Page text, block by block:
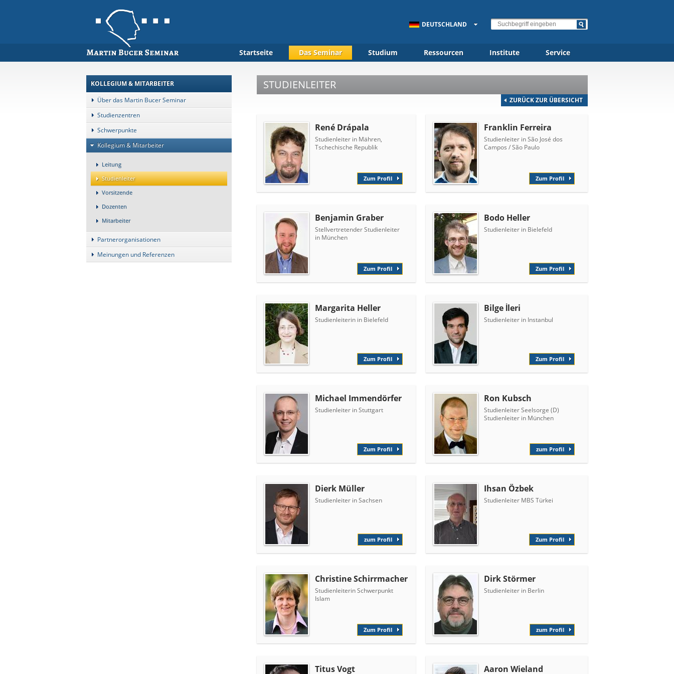
DEUTSCHLAND
Startseite Das Seminar Studium Ressourcen Institute Service
KOLLEGIUM & MITARBEITER
Über das Martin Bucer Seminar
Studienzentren
Schwerpunkte
Kollegium & Mitarbeiter
Leitung
Studienleiter
Vorsitzende
Dozenten
Mitarbeiter
Partnerorganisationen
Meinungen und Referenzen
ZURÜCK ZUR ÜBERSICHT
STUDIENLEITER
René Drápala
Studienleiter in Mähren,
Tschechische Republik
Zum Profil
Benjamin Graber
Stellvertretender Studienleiter
in München
Zum Profil
Margarita Heller
Studienleiterin in Bielefeld
Zum Profil
Michael Immendörfer
Studienleiter in Stuttgart
Zum Profil
Dierk Müller
Studienleiter in Sachsen
zum Profil
Christine Schirrmacher
Studienleiterin Schwerpunkt
Islam
Zum Profil
Titus Vogt
Franklin Ferreira
Studienleiter in São José dos
Campos / São Paulo
Zum Profil
Bodo Heller
Studienleiter in Bielefeld
Zum Profil
Bilge İleri
Studienleiter in Instanbul
Zum Profil
Ron Kubsch
Studienleiter Seelsorge (D)
Studienleiter in München
zum Profil
Ihsan Özbek
Studienleiter MBS Türkei
Zum Profil
Dirk Störmer
Studienleiter in Berlin
zum Profil
Aaron Wieland